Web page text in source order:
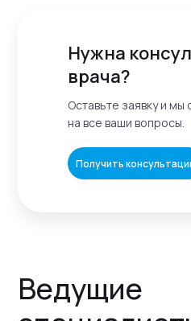
Получить
Оставьте заявку и мы
на все ваши вопросы.
Нужна
врача?
Ведущие